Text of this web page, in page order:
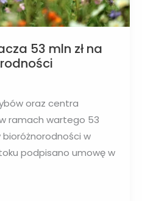
53 mln zł na
oraz centra
ramach wartego 53
bioróżnorodności w
podpisano umowę w